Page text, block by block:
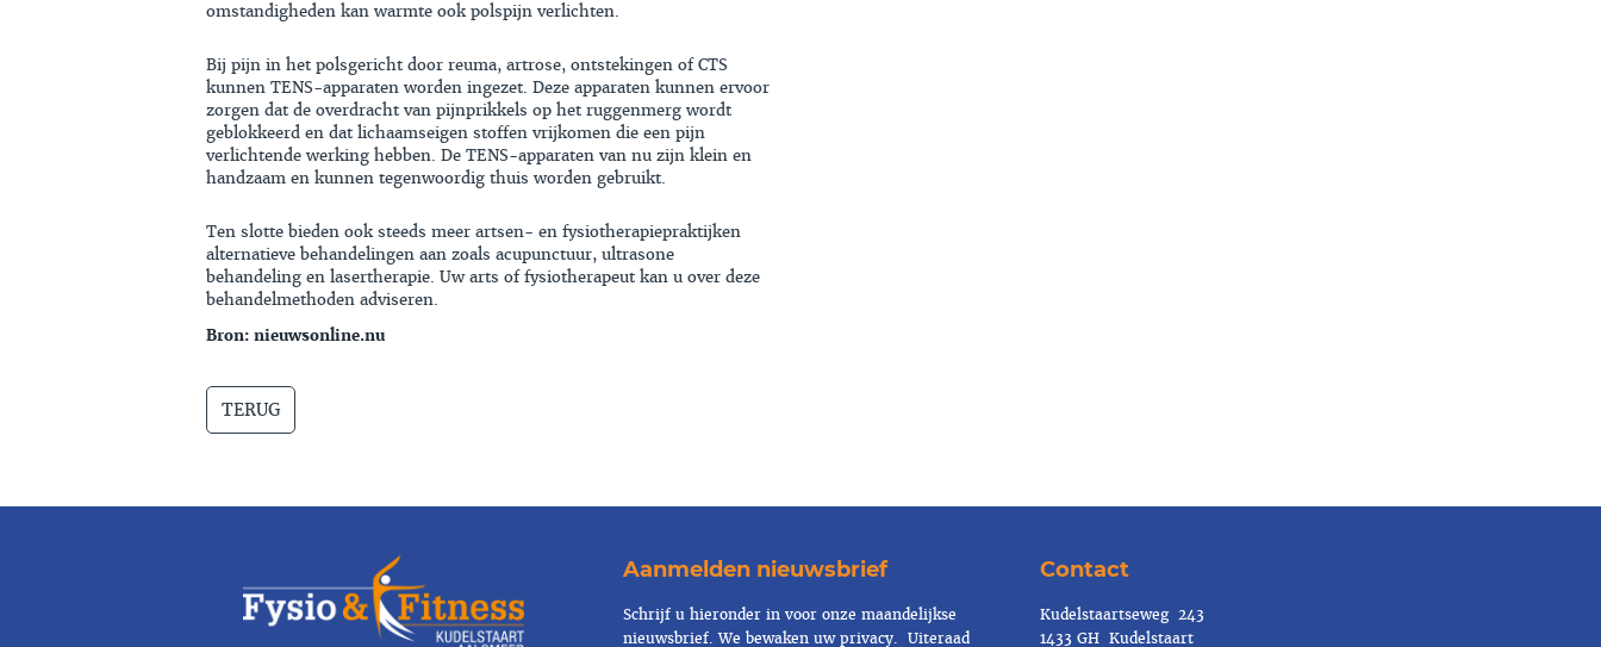
omstandigheden kan warmte ook polspijn verlichten.
Bij pijn in het polsgericht door reuma, artrose, ontstekingen of CTS
kunnen TENS-apparaten worden ingezet. Deze apparaten kunnen ervoor
zorgen dat de overdracht van pijnprikkels op het ruggenmerg wordt
geblokkeerd en dat lichaamseigen stoffen vrijkomen die een pijn
verlichtende werking hebben. De TENS-apparaten van nu zijn klein en
handzaam en kunnen tegenwoordig thuis worden gebruikt.
Ten slotte bieden ook steeds meer artsen- en fysiotherapiepraktijken
alternatieve behandelingen aan zoals acupunctuur, ultrasone
behandeling en lasertherapie. Uw arts of fysiotherapeut kan u over deze
behandelmethoden adviseren.
Bron: nieuwsonline.nu
TERUG
Aanmelden nieuwsbrief
Schrijf u hieronder in voor onze maandelijkse
nieuwsbrief. We bewaken uwprivacy. Uiteraad
Contact
Kudelstaartseweg 243
1433 GH Kudelstaart